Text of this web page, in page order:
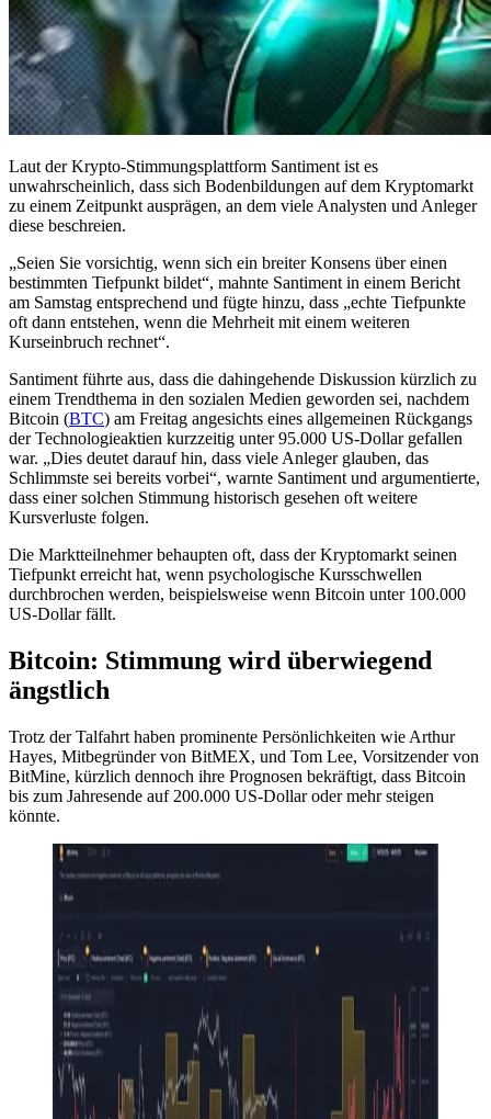
Laut der Krypto-Stimmungsplattform Santiment ist es
unwahrscheinlich, dass sich Bodenbildungen auf dem Kryptomarkt
zu einem Zeitpunkt ausprägen, an dem viele Analysten und Anleger
diese beschreien.
„Seien Sie vorsichtig, wenn sich ein breiter Konsens über einen
bestimmten Tiefpunkt bildet“, mahnte Santiment in einem Bericht
am Samstag entsprechend und fügte hinzu, dass „echte Tiefpunkte
oft dann entstehen, wenn die Mehrheit mit einem weiteren
Kurseinbruch rechnet“.
Santiment führte aus, dass die dahingehende Diskussion kürzlich zu
einem Trendthema in den sozialen Medien geworden sei, nachdem
Bitcoin (BTC) am Freitag angesichts eines allgemeinen Rückgangs
der Technologieaktien kurzzeitig unter 95.000 US-Dollar gefallen
war. „Dies deutet darauf hin, dass viele Anleger glauben, das
Schlimmste sei bereits vorbei“, warnte Santiment und argumentierte,
dass einer solchen Stimmung historisch gesehen oft weitere
Kursverluste folgen.
Die Marktteilnehmer behaupten oft, dass der Kryptomarkt seinen
Tiefpunkt erreicht hat, wenn psychologische Kursschwellen
durchbrochen werden, beispielsweise wenn Bitcoin unter 100.000
US-Dollar fällt.
Bitcoin: Stimmung wird überwiegend
ängstlich
Trotz der Talfahrt haben prominente Persönlichkeiten wie Arthur
Hayes, Mitbegründer von BitMEX, und Tom Lee, Vorsitzender von
BitMine, kürzlich dennoch ihre Prognosen bekräftigt, dass Bitcoin
bis zum Jahresende auf 200.000 US-Dollar oder mehr steigen
könnte.